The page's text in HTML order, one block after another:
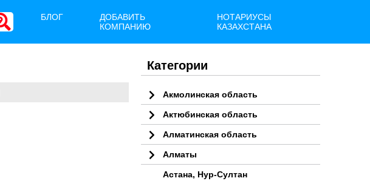
БЛОГ
ДОБАВИТЬ
КОМПАНИЮ
НОТАРИУСЫ
КАЗАХСТАНА
Категории
Акмолинская область
Актюбинская область
Алматинская область
Алматы
Астана, Нур-Султан